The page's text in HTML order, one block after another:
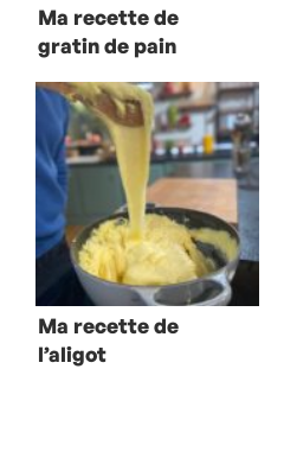
Ma recette de
gratin de pain
Ma recette de
l’aligot